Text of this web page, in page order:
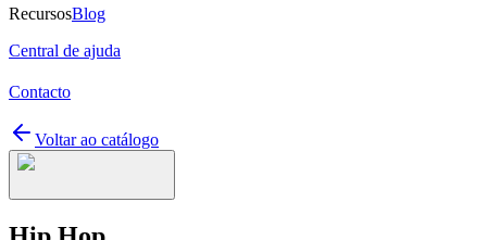
RecursosBlog
Central de ajuda
Contacto
Voltar ao catálogo